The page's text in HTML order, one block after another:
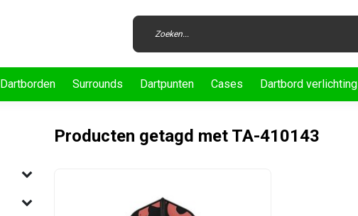
Dartborden Surrounds Dartpunten Cases Dartbord verlichting
Producten getagd met TA-410143